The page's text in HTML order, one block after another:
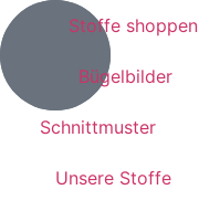
Stoffe shoppen
Bügelbilder
Schnittmuster
Unsere Stoffe